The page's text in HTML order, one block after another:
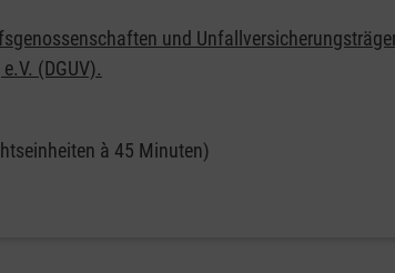
und
(DGUV).
à 45 Minuten)